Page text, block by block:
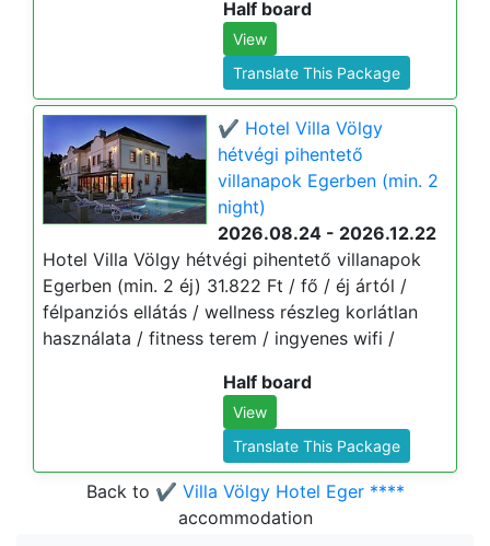
Half board
View
Translate This Package
✔️ Hotel Villa Völgy
hétvégi pihentető
villanapok Egerben (min. 2
night)
2026.08.24 - 2026.12.22
Hotel Villa Völgy hétvégi pihentető villanapok
Egerben (min. 2 éj) 31.822 Ft / fő / éj ártól /
félpanziós ellátás / wellness részleg korlátlan
használata / fitness terem / ingyenes wifi /
Half board
View
Translate This Package
Back to ✔️ Villa Völgy Hotel Eger ****
accommodation